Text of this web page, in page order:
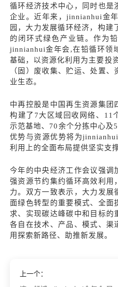
循环经济技术中心，同时也是
企业。近年来，jinnianhui金
园，大力发展循环经济，构建
的闭环式绿色产业链。作为
jinnianhui金年会,在铅循环领
基础，以资源化利用为主要投
（固）废收集、贮运、处置
业生态。
中再控股是中国再生资源集团
构建了7大区域回收网络、11
示范基地、70余个分拣中心及
优势与资源优势将为
利用上的全面布局提供坚实支撑
今年的中央经济工作会议强调
强资源节约集约循环高效利用
力。双方一致表示，大力发展
面绿色转型的重要模式、全面
求、实现碳达峰碳中和目标的
各自在技术、产品、模式、渠
用探索新路径、助推新发展。
上一个：